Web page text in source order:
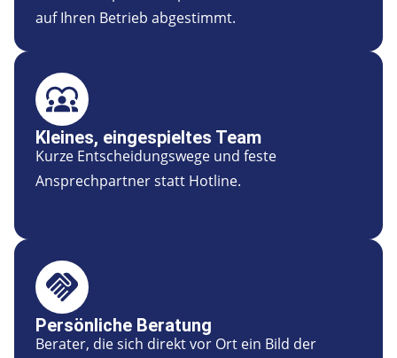
auf Ihren Betrieb abgestimmt.
Kleines, eingespieltes Team
Kurze Entscheidungswege und feste
Ansprechpartner statt Hotline.
Persönliche Beratung
Berater, die sich direkt vor Ort ein Bild der